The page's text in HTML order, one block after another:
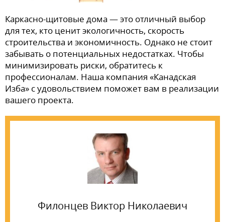
Каркасно-щитовые дома — это отличный выбор
для тех, кто ценит экологичность, скорость
строительства и экономичность. Однако не стоит
забывать о потенциальных недостатках. Чтобы
минимизировать риски, обратитесь к
профессионалам. Наша компания «Канадская
Изба» с удовольствием поможет вам в реализации
вашего проекта.
Филонцев Виктор Николаевич